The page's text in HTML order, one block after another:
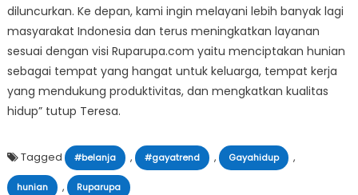
diluncurkan. Ke depan, kami ingin melayani lebih banyak lagi
masyarakat Indonesia dan terus meningkatkan layanan
sesuai dengan visi Ruparupa.com yaitu menciptakan hunian
sebagai tempat yang hangat untuk keluarga, tempat kerja
yang mendukung produktivitas, dan mengkatkan kualitas
hidup” tutup Teresa.
Tagged #belanja , #gayatrend , Gayahidup ,
hunian , Ruparupa